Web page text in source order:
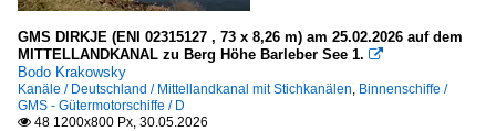
GMS DIRKJE (ENI 02315127 , 73 x 8,26 m) am 25.02.2026 auf dem
MITTELLANDKANAL zu Berg Höhe Barleber See 1. 
Bodo Krakowsky
Kanäle / Deutschland / Mittellandkanal mit Stichkanälen, Binnenschiffe /
GMS - Gütermotorschiffe / D
 48 1200x800 Px, 30.05.2026